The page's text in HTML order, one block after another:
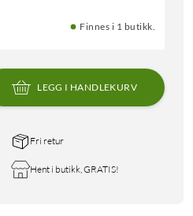
Finnes i 1 butikk.
LEGG I HANDLEKURV
Fri retur
Hent i butikk, GRATIS!